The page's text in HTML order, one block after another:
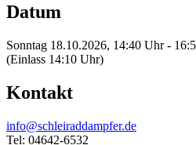
Datum
Sonntag 18.10.2026, 14:40 Uhr -
(Einlass 14:10 Uhr)
Kontakt
info@schleiraddampfer.de
Tel: 04642-6532